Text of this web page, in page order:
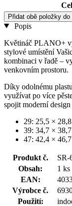
Přidat obě položky
Popis
Květináč PLANO+
stylové umístění
kombinaci v řadě –
venkovním prostoru.
Díky odolnému
využívat po více
spojit moderní
29: 25,5 ×
39: 34,7 ×
47: 42,4 ×
Produkt č.
SR-
Obsah:
1 ks
EAN:
Výrobce č.
Použití: